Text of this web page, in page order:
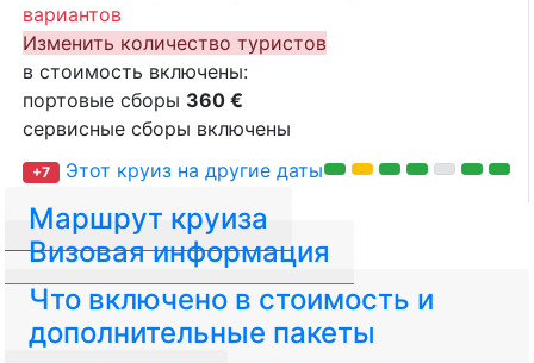
вариантов
Изменить количество туристов
в стоимость включены:
портовые сборы 360 €
сервисные сборы включены
+7 Этот круиз на другие даты
Маршрут круиза
Визовая информация
Что включено в стоимость и
дополнительные пакеты